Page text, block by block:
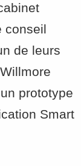
conseil
de leurs
prototype
Smart